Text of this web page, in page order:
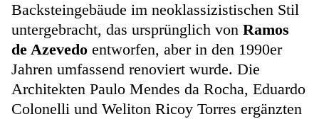
Backsteingebäude im neoklassizistischen Stil
untergebracht, das ursprünglich von Ramos
de Azevedo entworfen, aber in den 1990er
Jahren umfassend renoviert wurde. Die
Architekten Paulo Mendes da Rocha, Eduardo
Colonelli und Weliton Ricoy Torres ergänzten